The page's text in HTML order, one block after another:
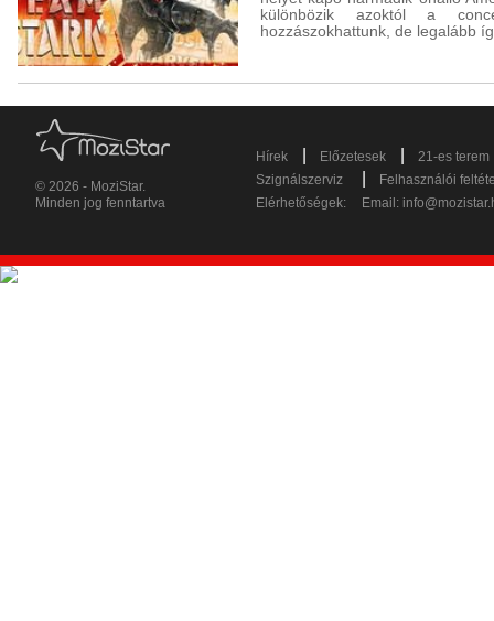
különbözik azoktól a
hozzászokhattunk, de legalább
© 2026 - MoziStar.
Minden jog fenntartva
Hírek Előzetesek
21-es terem
Szignálszerviz
Felhasználói
Elérhetőségek:
Email: